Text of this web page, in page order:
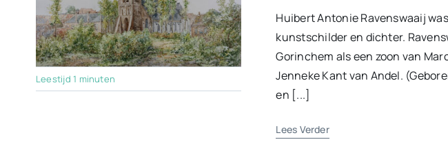
Leestijd 1 minuten
Huibert Antonie Ravenswaaij
kunstschilder en dichter.
Gorinchem als een zoon van
Jenneke Kant van Andel.
en [...]
Lees Verder